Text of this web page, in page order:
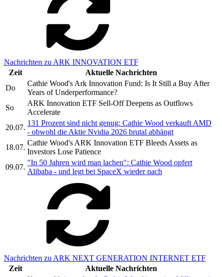
Nachrichten zu ARK INNOVATION ETF
Zeit
Aktuelle Nachrichten
Do
Cathie Wood's Ark Innovation Fund: Is It Still a Buy After
Years of Underperformance?
So
ARK Innovation ETF Sell-Off Deepens as Outflows
Accelerate
20.07.
131 Prozent sind nicht genug: Cathie Wood verkauft AMD
- obwohl die Aktie Nvidia 2026 brutal abhängt
18.07.
Cathie Wood's ARK Innovation ETF Bleeds Assets as
Investors Lose Patience
09.07.
"In 50 Jahren wird man lachen": Cathie Wood opfert
Alibaba - und legt bei SpaceX wieder nach
Nachrichten zu ARK NEXT GENERATION INTERNET ETF
Zeit
Aktuelle Nachrichten